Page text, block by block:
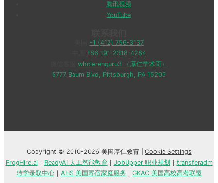
腾讯视频
YouTube
+1 (412) 756-3137
+86 191-2318-4284
wholerenguru3 （厚仁学术哥）
5777 Baum Blvd, Pittsburgh, PA 15206
Copyright © 2010-2026 美国厚仁教育 | Cookie Settings
FrogHire.ai｜ ReadyAI 人工智能教育｜ JobUpper 职业规划 ｜ transferadm
转学录取中心｜ AHS 美国寄宿家庭服务 ｜ GKAC 美国高校高考联盟